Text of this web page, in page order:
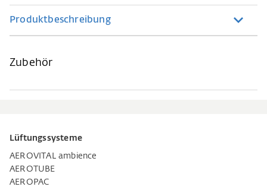
Produktbeschreibung
Zubehör
Lüftungssysteme
AEROVITAL ambience
AEROTUBE
AEROPAC